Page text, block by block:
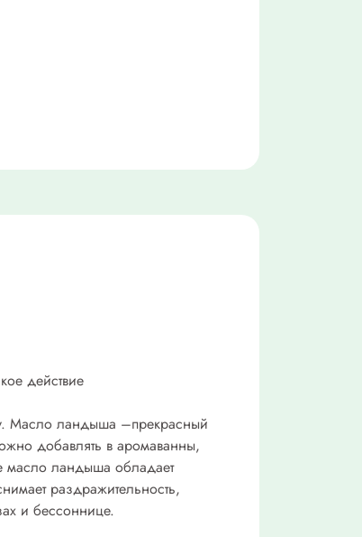
действие
Масло ландыша –прекрасный
добавлять в аромаванны,
масло ландыша обладает
раздражительность,
и бессоннице.